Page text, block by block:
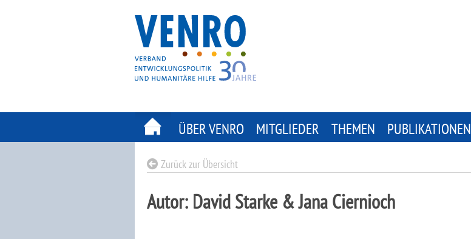
ÜBER VENRO MITGLIEDER THEMEN PUBLIKATIONEN
Zurück zur Übersicht
Autor: David Starke & Jana Ciernioch